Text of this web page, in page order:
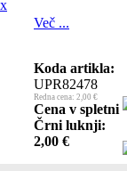
Več ...
Koda artikla:
UPR82478
Redna cena: 2,00 €
Cena v spletni
Črni luknji:
2,00 €